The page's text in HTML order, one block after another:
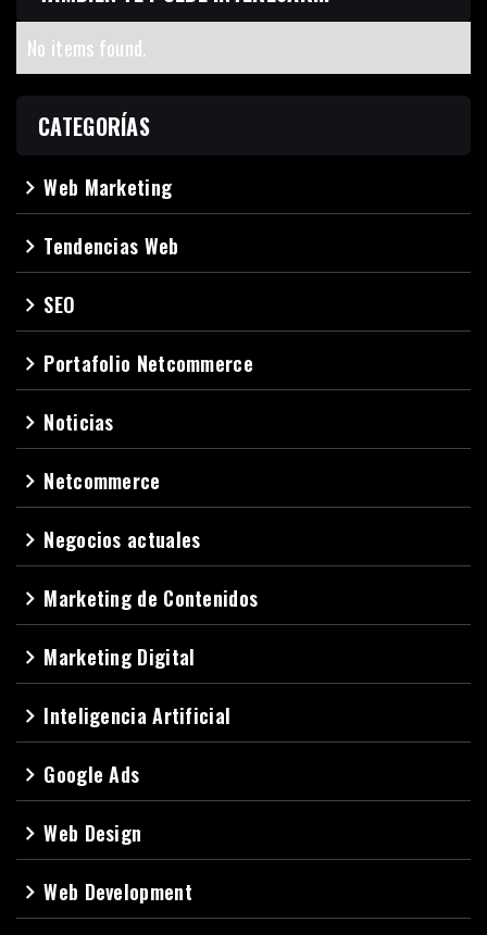
No items found.
CATEGORÍAS
navigate_nextWeb Marketing
navigate_next Tendencias Web
navigate_next SEO
navigate_next Portafolio Netcommerce
navigate_next Noticias
navigate_next Netcommerce
navigate_next Negocios actuales
navigate_next Marketing de Contenidos
navigate_next Marketing Digital
navigate_next Inteligencia Artificial
navigate_next Google Ads
navigate_nextWeb Design
navigate_nextWeb Development